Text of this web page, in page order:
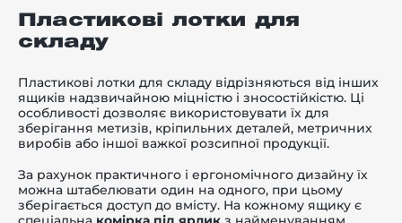
Пластикові лотки для
складу
Пластикові лотки для складу відрізняються від інших
ящиків надзвичайною міцністю і зносостійкістю. Ці
особливості дозволяє використовувати їх для
зберігання метизів, кріпильних деталей, метричних
виробів або іншої важкої розсипної продукції.
За рахунок практичного і ергономічного дизайну їх
можна штабелювати один на одного, при цьому
зберігається доступ до вмісту. На кожному ящику є